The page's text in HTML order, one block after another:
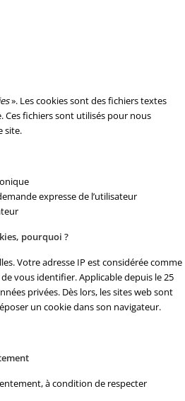
». Les cookies sont des fichiers textes
fichiers sont utilisés pour nous
site.
expresse de l’utilisateur
pourquoi ?
Votre adresse IP est considérée comme
vous identifier. Applicable depuis le 25
privées. Dès lors, les sites web sont
un cookie dans son navigateur.
à condition de respecter